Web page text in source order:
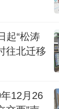
起“松涛
往北迁移
12月26